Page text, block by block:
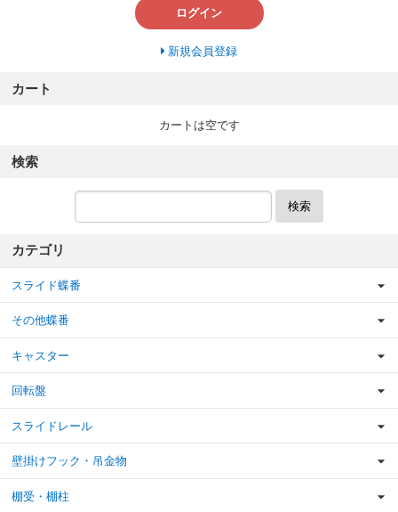
ログイン
新規会員登録
カート
カートは空です
検索
検索
カテゴリ
スライド蝶番
その他蝶番
キャスター
回転盤
スライドレール
壁掛けフック・吊金物
棚受・棚柱